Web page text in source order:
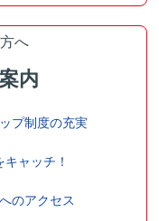
へ
内
プ制度の充実
ャッチ！
のアクセス